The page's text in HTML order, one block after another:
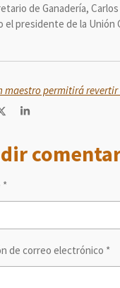
de Ganadería,
el presidente de la Unión
C
a
r
C
a
r
*
de correo electrónico *